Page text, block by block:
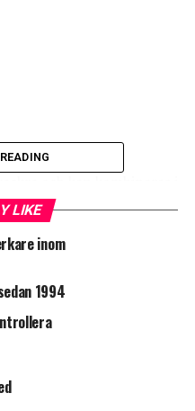
som tål slitage.
för sig en del dyrare än
tanke på hur viktigt
är det många som
LIKE
inom
1994